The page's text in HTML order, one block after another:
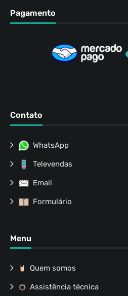
Pagamento
Contato
WhatsApp
Televendas
Email
Formulário
Menu
Quem somos
Assistência técnica